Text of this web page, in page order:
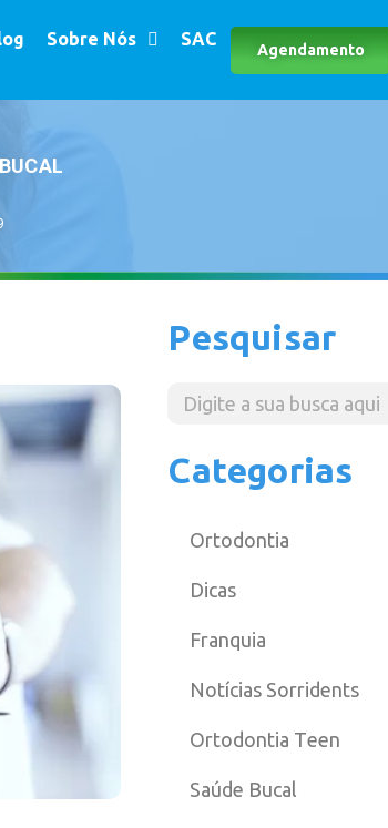
Sobre Nós SAC
Agendamento
Pesquisar
Categorias
Ortodontia
Dicas
Franquia
Notícias Sorridents
Ortodontia Teen
Saúde Bucal